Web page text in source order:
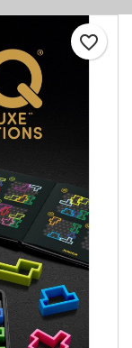
favorite_border